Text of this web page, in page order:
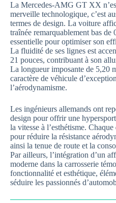
La Mercedes-AMG GT XX
merveille technologique, c’est
termes de design. La voiture
traînée remarquablement bas de
essentielle pour optimiser son
La fluidité de ses lignes est
21 pouces, contribuant à son
La longueur imposante de 5,20
caractère de véhicule
l’aérodynamisme.
Les ingénieurs allemands ont
design pour offrir une
la vitesse à l’esthétisme.
pour réduire la résistance
ainsi la tenue de route et la
Par ailleurs, l’intégration d’un
moderne dans la carrosserie
fonctionnalité et esthétique,
séduire les passionnés